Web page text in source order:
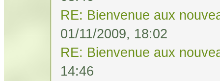
RE: Bienvenue aux
01/11/2009, 18:02
RE: Bienvenue aux
14:46